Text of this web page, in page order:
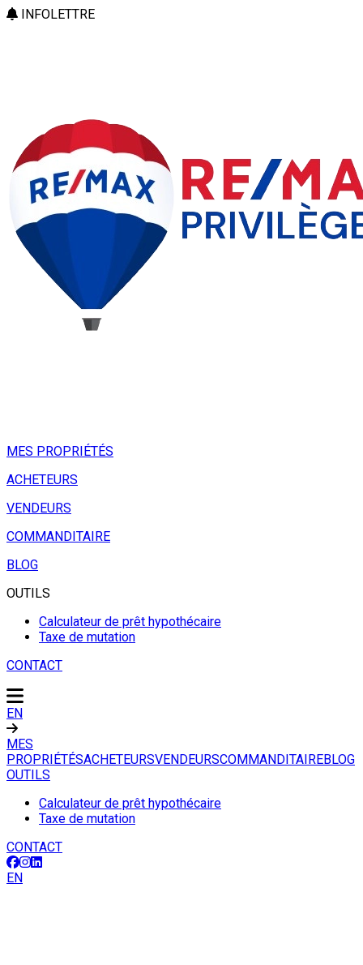
INFOLETTRE
MES PROPRIÉTÉS
ACHETEURS
VENDEURS
COMMANDITAIRE
BLOG
OUTILS
Calculateur de prêt hypothécaire
Taxe de mutation
CONTACT
EN
MES
PROPRIÉTÉSACHETEURSVENDEURSCOMMANDITAIREBLOG
OUTILS
Calculateur de prêt hypothécaire
Taxe de mutation
CONTACT
EN